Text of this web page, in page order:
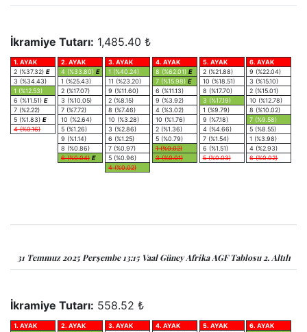
İkramiye Tutarı: 1,485.40 ₺
1. AYAK
2 (%37.32) E
3 (%34.43)
1 (%12.53)
6 (%11.51) E
7 (%2.22)
5 (%1.83) E
4 (%0.16)
2. AYAK
4 (%33.80) E
1 (%25.43)
2 (%17.07)
3 (%10.05)
7 (%7.72)
10 (%2.64)
5 (%1.26)
9 (%1.14)
8 (%0.86)
6 (%0.04) E
3. AYAK
1 (%40.24)
11 (%23.20)
9 (%11.60)
2 (%8.15)
8 (%7.46)
10 (%3.28)
3 (%2.86)
6 (%1.25)
7 (%0.97)
5 (%0.96)
4 (%0.02)
4. AYAK
8 (%62.01) E
7 (%15.98) E
6 (%11.13)
9 (%3.92)
4 (%3.02)
10 (%1.76)
2 (%1.36)
5 (%0.79)
1 (%0.02)
3 (%0.01)
5. AYAK
2 (%21.88)
10 (%18.51)
8 (%17.70)
3 (%17.19)
1 (%9.79)
9 (%7.18)
4 (%4.66)
7 (%1.54)
6 (%1.51)
5 (%0.03)
6. AYAK
9 (%22.04)
3 (%15.10)
2 (%15.01)
10 (%12.78)
8 (%10.02)
7 (%9.58)
5 (%8.55)
1 (%3.98)
4 (%2.93)
6 (%0.02)
31 Temmuz 2025 Perşembe 13:15 Vaal Güney Afrika AGF Tablosu 2. Altılı
İkramiye Tutarı: 558.52 ₺
1. AYAK
2. AYAK
3. AYAK
4. AYAK
5. AYAK
6. AYAK